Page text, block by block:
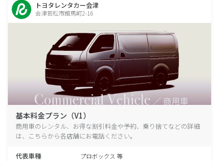
トヨタレンタカー会津
会津若松市館馬町2-16
基本料金プラン（V1）
商用車のレンタル、お得な割引料金や予約、乗り捨てなどの詳細
は、こちらから各店舗にお電話ください。
代表車種 プロボックス 等